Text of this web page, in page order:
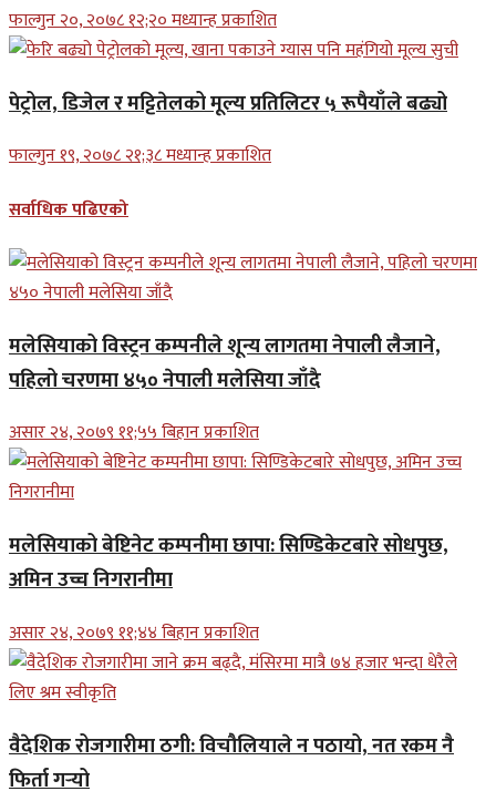
फाल्गुन २०, २०७८ १२;२० मध्यान्ह प्रकाशित
पेट्रोल, डिजेल र मट्टितेलको मूल्य प्रतिलिटर ५ रूपैयाँले बढ्यो
फाल्गुन १९, २०७८ २१;३८ मध्यान्ह प्रकाशित
सर्वाधिक पढिएको
मलेसियाको विस्ट्रन कम्पनीले शून्य लागतमा नेपाली लैजाने,
पहिलो चरणमा ४५० नेपाली मलेसिया जाँदै
असार २४, २०७९ ११;५५ बिहान प्रकाशित
मलेसियाको बेष्टिनेट कम्पनीमा छापा: सिण्डिकेटबारे सोधपुछ,
अमिन उच्च निगरानीमा
असार २४, २०७९ ११;४४ बिहान प्रकाशित
वैदेशिक रोजगारीमा ठगी: विचौलियाले न पठायो, नत रकम नै
फिर्ता गर्‍यो